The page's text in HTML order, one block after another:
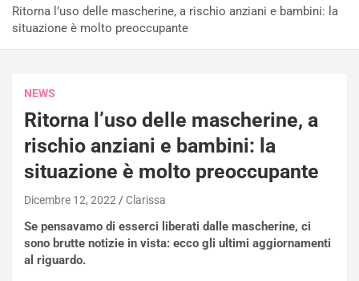
Ritorna l’uso delle mascherine, a rischio anziani e bambini: la
situazione è molto preoccupante
NEWS
Ritorna l’uso delle mascherine, a
rischio anziani e bambini: la
situazione è molto preoccupante
Dicembre 12, 2022 Clarissa
Se pensavamo di esserci liberati dalle mascherine, ci
sono brutte notizie in vista: ecco gli ultimi aggiornamenti
al riguardo.